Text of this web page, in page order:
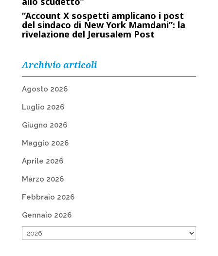
“Account X sospetti amplificano i post
del sindaco di New York Mamdani”: la
rivelazione del Jerusalem Post
Archivio articoli
Agosto 2026
Luglio 2026
Giugno 2026
Maggio 2026
Aprile 2026
Marzo 2026
Febbraio 2026
Gennaio 2026